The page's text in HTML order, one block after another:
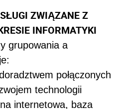
ZWIĄZANE Z
INFORMATYKI
grupowania a
połączonych
technologii
internetowa, baza